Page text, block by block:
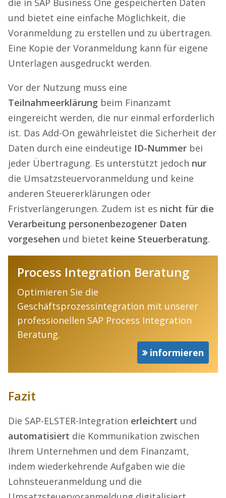
die in SAP Business One gespeicherten Daten
und bietet eine einfache Möglichkeit, die
Voranmeldung zu erstellen und zu übertragen.
Eine Kopie der Voranmeldung kann für eigene
Unterlagen ausgedruckt werden.
Vor der Nutzung muss eine
Teilnahmeerklärung beim Finanzamt
eingereicht werden, die nur einmal erforderlich
ist. Das Add-On gewährleistet die Sicherheit der
Daten durch eine eindeutige ID-Nummer bei
jeder Übertragung. Es unterstützt jedoch nur
die Umsatzsteuervoranmeldung und keine
anderen Steuererklärungen oder
Fristverlängerungen. Zudem ist es nicht für die
Verarbeitung personenbezogener Daten
vorgesehen und bietet keine Steuerberatung.
Process Integration Beratung
Optimieren Sie die
Geschäftsprozessintegration mit unserer
professionellen SAP Process Integration
Beratung.
informieren
Fazit
Die SAP-ELSTER-Integration erleichtert und
automatisiert die Kommunikation zwischen
Ihrem Unternehmen und dem Finanzamt,
indem wiederkehrende Aufgaben wie die
Lohnsteueranmeldung und die